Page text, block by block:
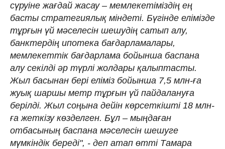
сүруіне жағдай жасау – мемлекетіміздің ең
басты стратегиялық міндеті. Бүгінде елімізде
тұрғын үй мәселесін шешудің сатып алу,
банктердің ипотека бағдарламалары,
мемлекеттік бағдарлама бойынша баспана
алу секілді әр түрлі жолдары қалыптасты.
Жыл басынан бері еліміз бойынша 7,5 млн-ға
жуық шаршы метр тұрғын үй пайдалануға
берілді. Жыл соңына дейін көрсеткішті 18 млн-
ға жеткізу көзделген. Бұл – мыңдаған
отбасының баспана мәселесін шешуге
мүмкіндік береді", - деп атап өтті Тамара